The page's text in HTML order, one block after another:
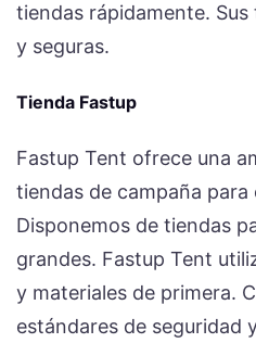
tiendas rápidamente.
y seguras.
Tienda Fastup
Fastup Tent ofrece una
tiendas de campaña para
Disponemos de tiendas
grandes. Fastup Tent
y materiales de primera.
estándares de seguridad